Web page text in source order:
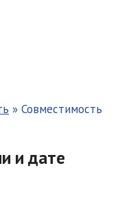
» Совместимость
и дате